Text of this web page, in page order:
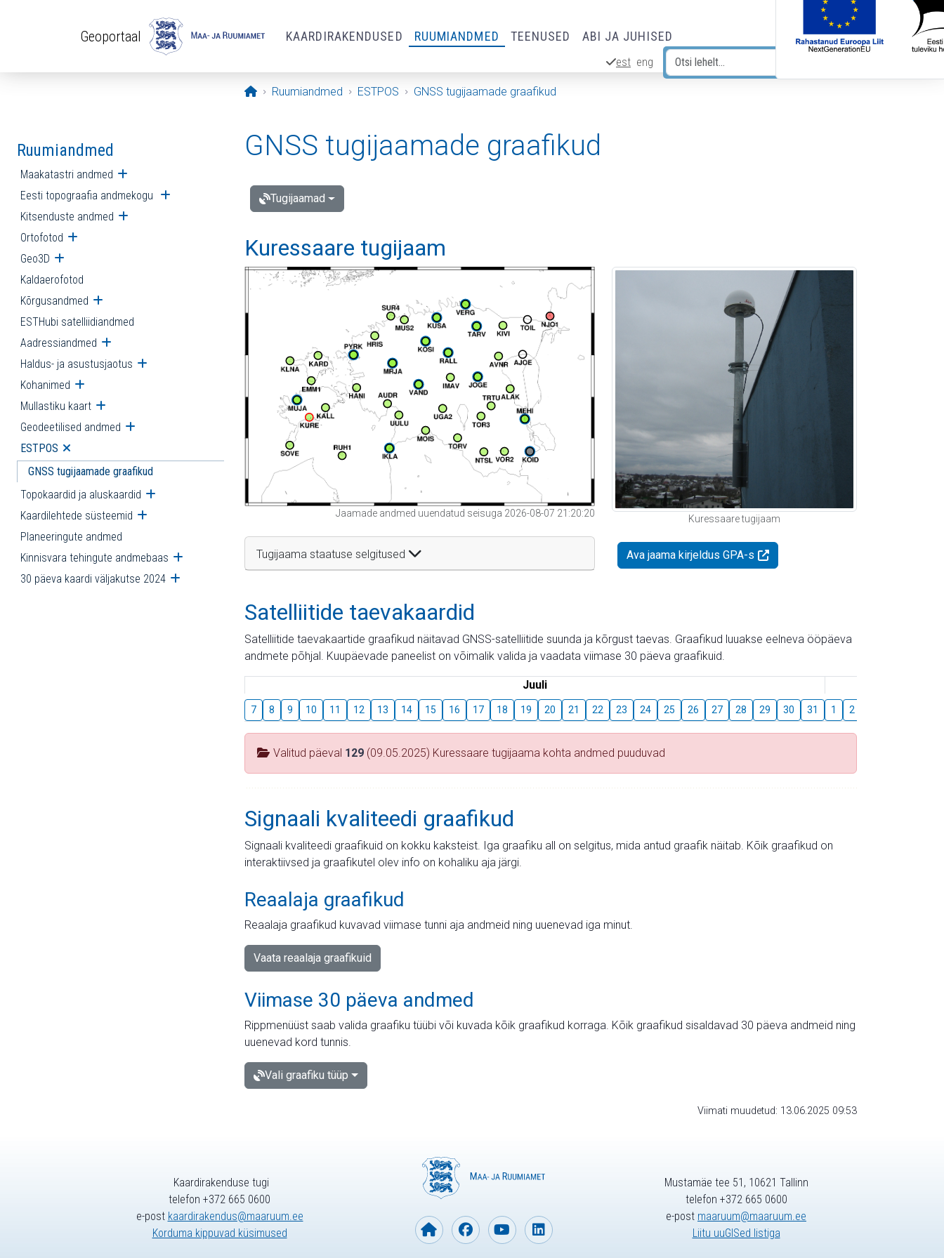
Geoportaal KAARDIRAKENDUSED RUUMIANDMED TEENUSED ABI JA JUHISED
est eng
Avaleht
Ruumiandmed ESTPOS GNSS tugijaamade graafikud
Ruumiandmed
Maakatastri andmed Ava alammenüü
Eesti topograafia andmekogu Ava alammenüü
Kitsenduste andmed Ava alammenüü
Ortofotod Ava alammenüü
Geo3D Ava alammenüü
Kaldaerofotod
Kõrgusandmed Ava alammenüü
ESTHubi satelliidiandmed
Aadressiandmed Ava alammenüü
Haldus- ja asustusjaotus Ava alammenüü
Kohanimed Ava alammenüü
Mullastiku kaart Ava alammenüü
Geodeetilised andmed Ava alammenüü
ESTPOS Ava alammenüü
GNSS tugijaamade graafikud
Topokaardid ja aluskaardid Ava alammenüü
Kaardilehtede süsteemid Ava alammenüü
Planeeringute andmed
Kinnisvara tehingute andmebaas Ava alammenüü
30 päeva kaardi väljakutse 2024 Ava alammenüü
GNSS tugijaamade graafikud
Tugijaamad
Kuressaare tugijaam
Jaamade andmed uuendatud seisuga 2026-08-07 21:20:20
Tugijaama staatuse selgitused
Kuressaare tugijaam
Ava jaama kirjeldus GPA-s
Satelliitide taevakaardid
Satelliitide taevakaartide graafikud näitavad GNSS-satelliitide suunda ja kõrgust taevas. Graafikud luuakse eelneva ööpäeva
andmete põhjal. Kuupäevade paneelist on võimalik valida ja vaadata viimase 30 päeva graafikuid.
Juuli
7 8 9 10 11 12 13 14 15 16 17 18 19 20 21 22 23 24 25 26 27 28 29 30 31 1 2
Valitud päeval 129 (09.05.2025) Kuressaare tugijaama kohta andmed puuduvad
Signaali kvaliteedi graafikud
Signaali kvaliteedi graafikuid on kokku kaksteist. Iga graafiku all on selgitus, mida antud graafik näitab. Kõik graafikud on
interaktiivsed ja graafikutel olev info on kohaliku aja järgi.
Reaalaja graafikud
Reaalaja graafikud kuvavad viimase tunni aja andmeid ning uuenevad iga minut.
Vaata reaalaja graafikuid
Viimase 30 päeva andmed
Rippmenüüst saab valida graafiku tüübi või kuvada kõik graafikud korraga. Kõik graafikud sisaldavad 30 päeva andmeid ning
uuenevad kord tunnis.
Vali graafiku tüüp
Viimati muudetud: 13.06.2025 09:53
Kaardirakenduse tugi
telefon +372 665 0600
e-post kaardirakendus@maaruum.ee
Korduma kippuvad küsimused
Mustamäe tee 51, 10621 Tallinn
telefon +372 665 0600
e-post maaruum@maaruum.ee
Liitu uuGISed listiga